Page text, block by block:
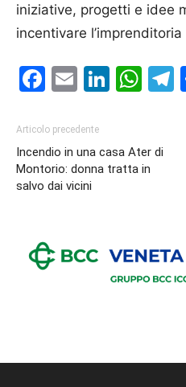
iniziative, progetti e idee
incentivare l’imprenditoria
Facebook
Email
Articolo precedente
Incendio in una casa Ater di
Montorio: donna tratta in
salvo dai vicini